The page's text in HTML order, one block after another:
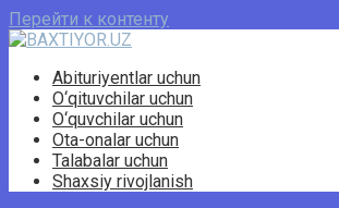
Перейти к контенту
Abituriyentlar uchun
O‘qituvchilar uchun
O‘quvchilar uchun
Ota-onalar uchun
Talabalar uchun
Shaxsiy rivojlanish